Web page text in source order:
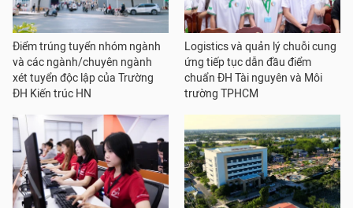
Điểm trúng tuyển nhóm ngành
và các ngành/chuyên ngành
xét tuyển độc lập của Trường
ĐH Kiến trúc HN
Logistics và quản lý chuỗi cung
ứng tiếp tục dẫn đầu điểm
chuẩn ĐH Tài nguyên và Môi
trường TPHCM